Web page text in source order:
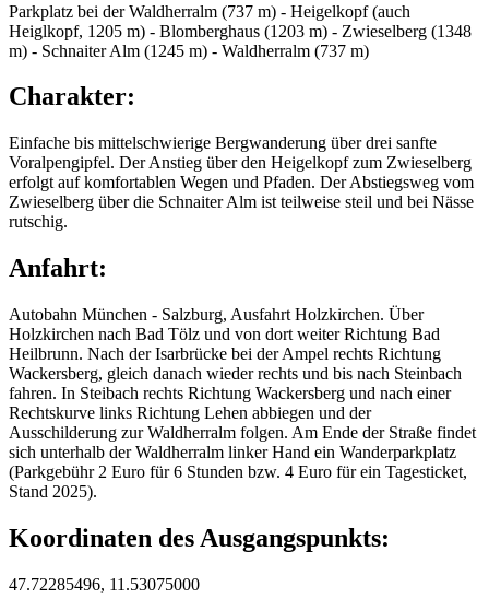
Parkplatz bei der Waldherralm (737 m) - Heigelkopf (auch
Heiglkopf, 1205 m) - Blomberghaus (1203 m) - Zwieselberg (1348
m) - Schnaiter Alm (1245 m) - Waldherralm (737 m)
Charakter:
Einfache bis mittelschwierige Bergwanderung über drei sanfte
Voralpengipfel. Der Anstieg über den Heigelkopf zum Zwieselberg
erfolgt auf komfortablen Wegen und Pfaden. Der Abstiegsweg vom
Zwieselberg über die Schnaiter Alm ist teilweise steil und bei Nässe
rutschig.
Anfahrt:
Autobahn München - Salzburg, Ausfahrt Holzkirchen. Über
Holzkirchen nach Bad Tölz und von dort weiter Richtung Bad
Heilbrunn. Nach der Isarbrücke bei der Ampel rechts Richtung
Wackersberg, gleich danach wieder rechts und bis nach Steinbach
fahren. In Steibach rechts Richtung Wackersberg und nach einer
Rechtskurve links Richtung Lehen abbiegen und der
Ausschilderung zur Waldherralm folgen. Am Ende der Straße findet
sich unterhalb der Waldherralm linker Hand ein Wanderparkplatz
(Parkgebühr 2 Euro für 6 Stunden bzw. 4 Euro für ein Tagesticket,
Stand 2025).
Koordinaten des Ausgangspunkts:
47.72285496, 11.53075000